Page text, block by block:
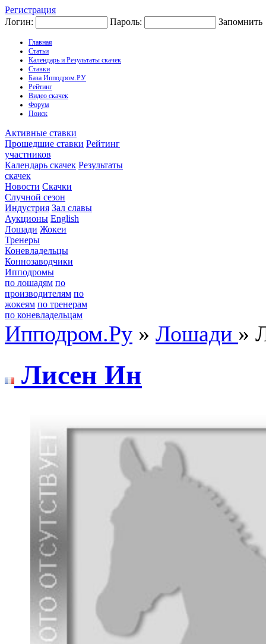
Регистрация
Логин:
Пароль: Запомнить
Главная
Статьи
Календарь и Результаты скачек
Ставки
База Ипподром.РУ
Рейтинг
Видео скачек
Форум
Поиск
Активные ставки
Прошедшие ставки Рейтинг
участников
Календарь скачек Результаты
скачек
Новости Скачки
Случной сезон
Индустрия Зал славы
Аукционы English
Лошади Жокеи
Тренеры
Коневладельцы
Коннозаводчики
Ипподромы
по лошадям по
производителям по
жокеям по тренерам
по коневладельцам
Ипподром.Ру » Лошади »
Лиceн Ин